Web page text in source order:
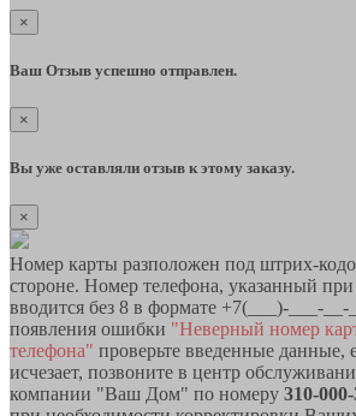
×
Ваш Отзыв успешно отправлен.
×
Вы уже оставляли отзыв к этому заказу.
×
Номер карты разположен под штрих-
стороне. Номер телефона, указанный
вводится без 8 в формате +7(___)-___-__-
появления ошибки "Неверный номер
телефона" проверьте введенные данные,
исчезает, позвоните в центр
компании "Ваш Дом" по номеру 310-